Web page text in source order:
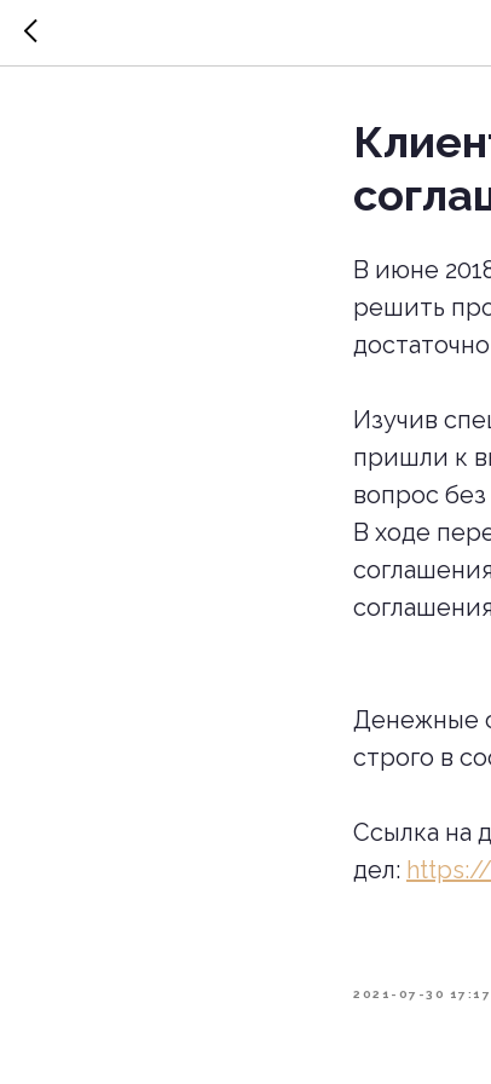
В июне
решить
Изучив
пришли к
вопрос
В ходе
Денежные
строго в
Ссылка на
дел:
2021-07-30 17:17